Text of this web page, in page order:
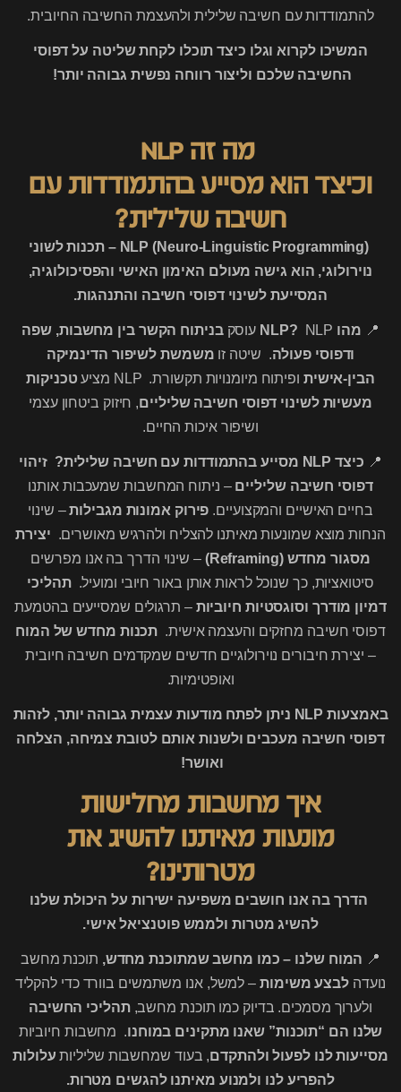
להתמודדות עם חשיבה שלילית ולהעצמת החשיבה החיובית.
המשיכו לקרוא וגלו כיצד תוכלו לקחת שליטה על דפוסי
החשיבה שלכם וליצור רווחה נפשית גבוהה יותר!
מה זה NLP
וכיצד הוא מסייע בהתמודדות עם
חשיבה שלילית?
NLP (Neuro-Linguistic Programming) – תכנות לשוני
נוירולוגי, הוא גישה מעולם האימון האישי והפסיכולוגיה,
המסייעת לשינוי דפוסי חשיבה והתנהגות.
📍 מהו NLP? NLP עוסק
בניתוח הקשר בין מחשבות, שפה
ודפוסי פעולה. שיטה זו משמשת לשיפור הדינמיקה
הבין-אישית ופיתוח מיומנויות תקשורת. NLP מציע
טכניקות
מעשיות לשינוי דפוסי חשיבה שליליים, חיזוק ביטחון עצמי
ושיפור איכות החיים.
📍 כיצד NLP מסייע בהתמודדות עם חשיבה שלילית?
זיהוי
דפוסי חשיבה שליליים – ניתוח המחשבות שמעכבות אותנו
בחיים האישיים והמקצועיים. פירוק אמונות מגבילות– שינוי
הנחות מוצא שמונעות מאיתנו להצליח ולהרגיש מאושרים. יצירת
מסגור מחדש (Reframing)
– שינוי הדרך בה אנו מפרשים
סיטואציות, כך שנוכל לראות אותן באור חיובי ומועיל.תהליכי
דמיון מודרך וסוגסטיות חיוביות – תרגולים שמסייעים בהטמעת
דפוסי חשיבה מחזקים והעצמה אישית. תכנות מחדש של המוח
– יצירת חיבורים נוירולוגיים חדשים שמקדמים חשיבה חיובית
ואופטימיות.
באמצעות NLP ניתן לפתח מודעות עצמית גבוהה יותר, לזהות
דפוסי חשיבה מעכבים ולשנות אותם לטובת צמיחה, הצלחה
ואושר!
איך מחשבות מחלישות
מונעות מאיתנו להשיג את
מטרותינו?
הדרך בה אנו חושבים משפיעה ישירות על היכולת שלנו
להשיג מטרות ולממש פוטנציאל אישי.
📍 המוח שלנו – כמו מחשב שמתוכנת מחדש, תוכנת מחשב
נועדהלבצע משימות – למשל, אנו משתמשים בוורד כדי להקליד
ולערוך מסמכים. בדיוק כמו תוכנת מחשב,תהליכי החשיבה
שלנו הם “תוכנות” שאנו מתקינים במוחנו. מחשבות חיוביות
מסייעות לנו לפעול ולהתקדם, בעוד שמחשבות שליליות עלולות
להפריע לנו ולמנוע מאיתנו להגשים מטרות.